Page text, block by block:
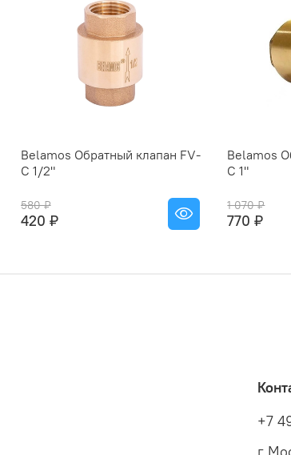
Belamos Обратный клапан FV-
C 1/2"
580 ₽
420 ₽
Belamos
C 1"
1 070 ₽
770 ₽
+7